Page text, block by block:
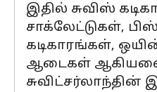
இதில் சுவிஸ்
சாக்லேட்டுகள்,
கடிகாரங்கள்,
ஆடைகள்
சுவிட்சர்லாந்தின்